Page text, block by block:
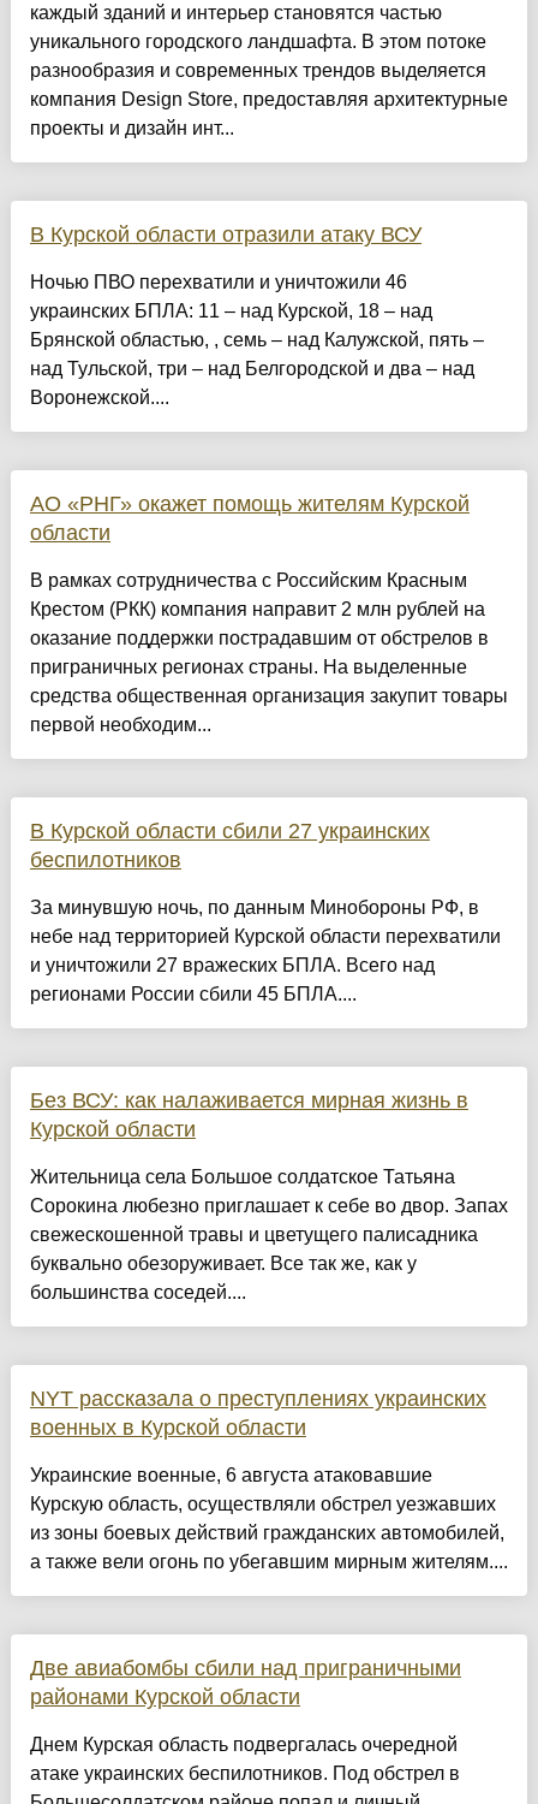
каждый зданий и интерьер становятся частью
уникального городского ландшафта. В этом потоке
разнообразия и современных трендов выделяется
компания Design Store, предоставляя архитектурные
проекты и дизайн инт...
В Курской области отразили атаку ВСУ
Ночью ПВО перехватили и уничтожили 46
украинских БПЛА: 11 – над Курской, 18 – над
Брянской областью, , семь – над Калужской, пять –
над Тульской, три – над Белгородской и два – над
Воронежской....
АО «РНГ» окажет помощь жителям Курской
области
В рамках сотрудничества с Российским Красным
Крестом (РКК) компания направит 2 млн рублей на
оказание поддержки пострадавшим от обстрелов в
приграничных регионах страны. На выделенные
средства общественная организация закупит товары
первой необходим...
В Курской области сбили 27 украинских
беспилотников
За минувшую ночь, по данным Минобороны РФ, в
небе над территорией Курской области перехватили
и уничтожили 27 вражеских БПЛА. Всего над
регионами России сбили 45 БПЛА....
Без ВСУ: как налаживается мирная жизнь в
Курской области
Жительница села Большое солдатское Татьяна
Сорокина любезно приглашает к себе во двор. Запах
свежескошенной травы и цветущего палисадника
буквально обезоруживает. Все так же, как у
большинства соседей....
NYT рассказала о преступлениях украинских
военных в Курской области
Украинские военные, 6 августа атаковавшие
Курскую область, осуществляли обстрел уезжавших
из зоны боевых действий гражданских автомобилей,
а также вели огонь по убегавшим мирным жителям....
Две авиабомбы сбили над приграничными
районами Курской области
Днем Курская область подвергалась очередной
атаке украинских беспилотников. Под обстрел в